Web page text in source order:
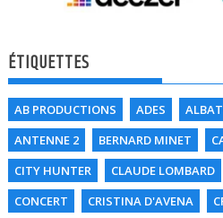
ÉTIQUETTES
AB PRODUCTIONS ADES
ANTENNE 2
BERNARD MINET
CITY HUNTER
CLAUDE LOMBARD
CONCERT
CRISTINA D'AVENA